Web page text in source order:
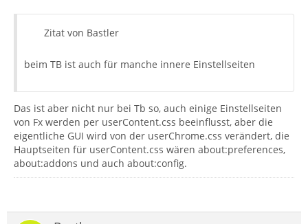
Zitat von Bastler
beim TB ist auch für manche innere Einstellseiten
Das ist aber nicht nur bei Tb so, auch einige Einstellseiten
von Fx werden per userContent.css beeinflusst, aber die
eigentliche GUI wird von der userChrome.css verändert, die
Hauptseiten für userContent.css wären about:preferences,
about:addons und auch about:config.